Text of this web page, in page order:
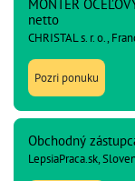
MONTÉR
netto
CHRISTAL s. r. o.,
Pozri ponuku
Obchodný
LepsiaPraca.sk,